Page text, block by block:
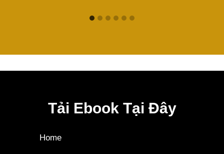
Tải Ebook Tại Đây
Home